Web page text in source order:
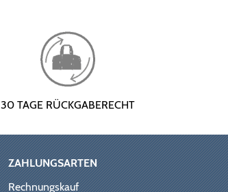
30 TAGE RÜCKGABERECHT
ZAHLUNGSARTEN
Rechnungskauf